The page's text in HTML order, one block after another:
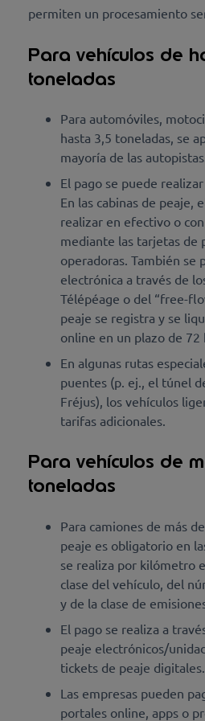
permiten un procesamiento
Para vehículos de
toneladas
Para automóviles,
hasta 3,5 toneladas, se
mayoría de las
El pago se puede
En las cabinas de peaje,
realizar en efectivo o
mediante las tarjetas de
operadoras. También se
electrónica a través de
Télépéage o del “free-
peaje se registra y se
online en un plazo de 72
En algunas rutas
puentes (p. ej., el túnel
Fréjus), los vehículos
tarifas adicionales.
Para vehículos de
toneladas
Para camiones de más
peaje es obligatorio en
se realiza por kilómetro
clase del vehículo, del
y de la clase de
El pago se realiza a
peaje electrónicos/
tickets de peaje digitales.
Las empresas pueden
portales online, apps o